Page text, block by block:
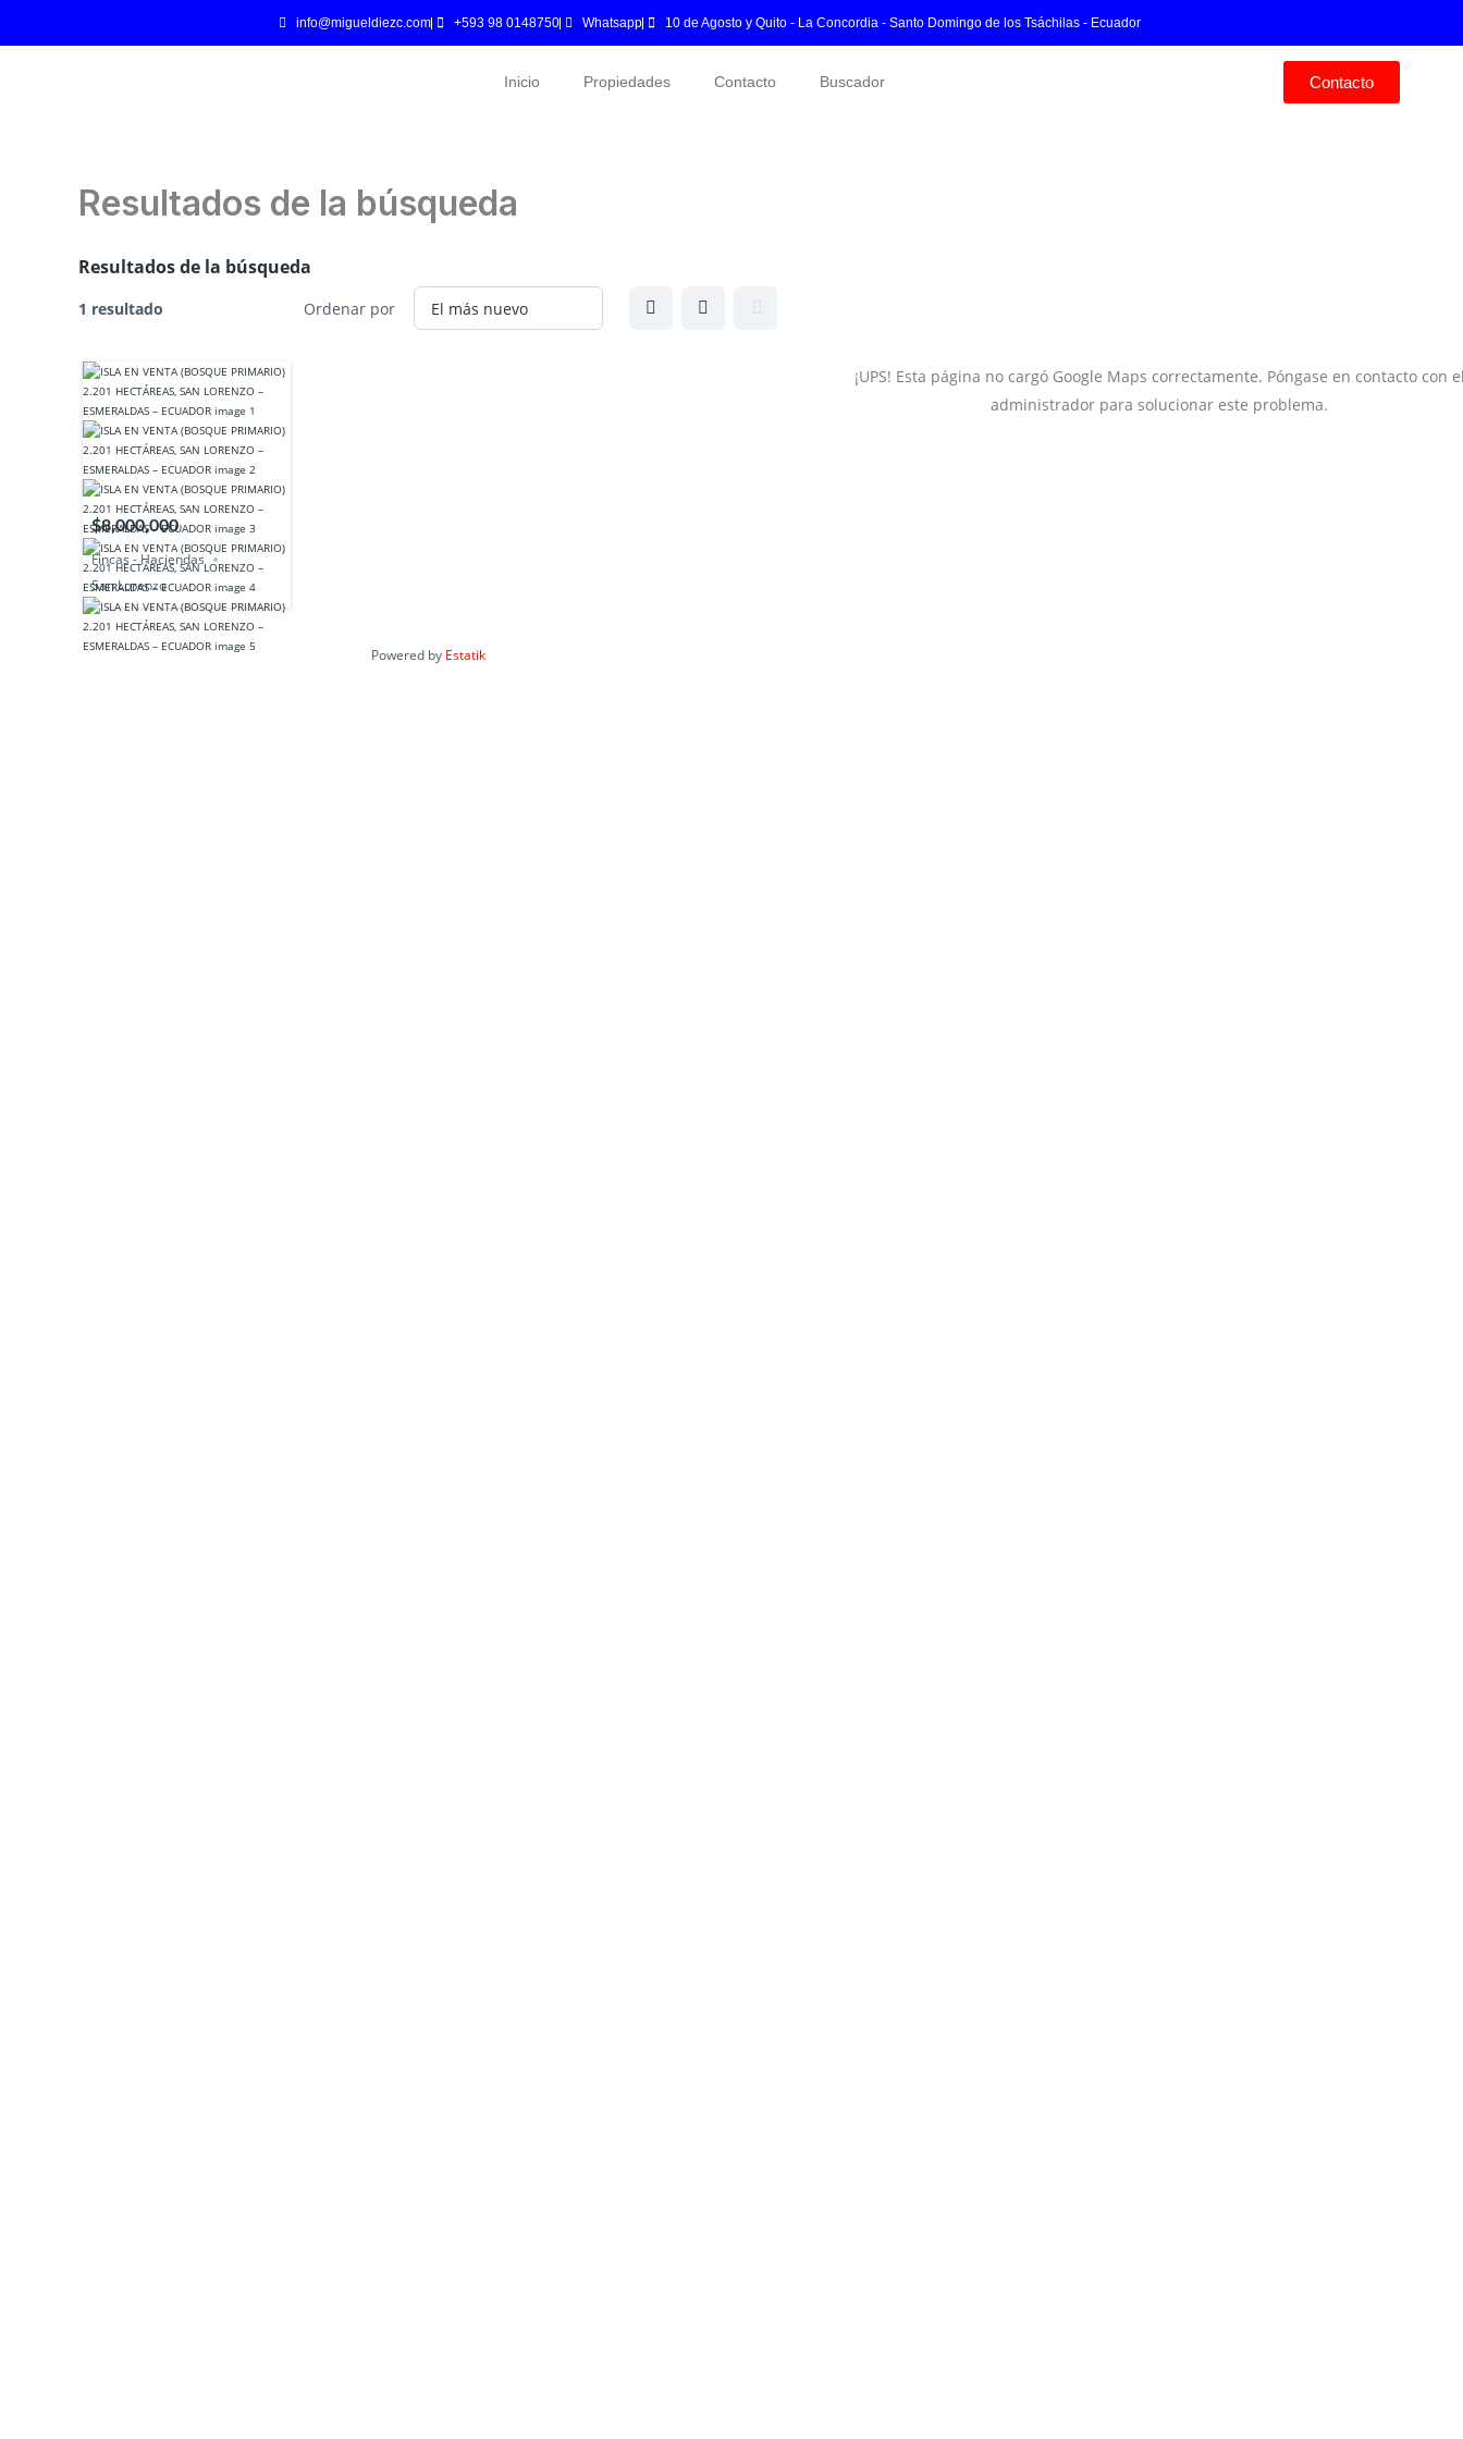
al
info@migueldiezc.com +593 98 0148750 Whatsapp 10 de Agosto y Quito - La Concordia - Santo Domingo de los Tsáchilas - Ecuador
Inicio Propiedades Contacto Buscador Contacto
Resultados de la búsqueda
Resultados de la búsqueda
1 resultado Ordenar por
$8,000,000
Fincas - Haciendas
San Lorenzo
Powered by Estatik
¡UPS! Esta página no cargó Google Maps correctamente. Póngase en contacto con
administrador para solucionar este problema.